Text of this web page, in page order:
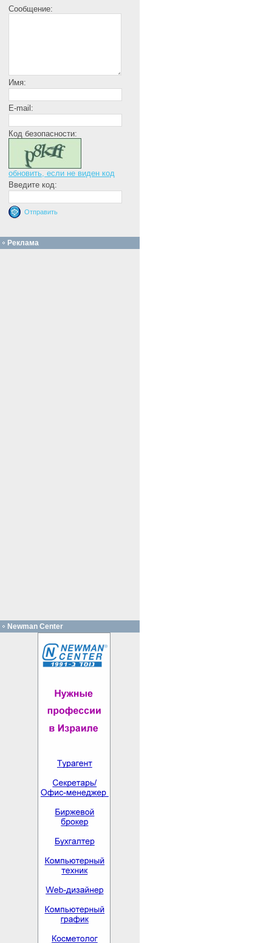
Сообщение:
Имя:
E-mail:
Код безопасности:
обновить, если не виден код
Введите код:
Реклама
Newman Center